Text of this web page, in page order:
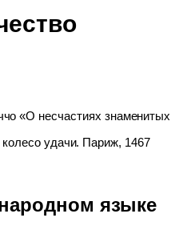
«О несчастиях знаменитых
удачи. Париж, 1467
языке